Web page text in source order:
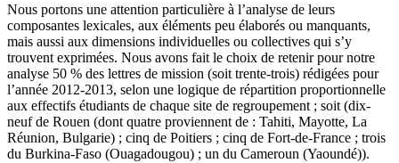
Nous portons une attention particulière à l’analyse de leurs
composantes lexicales, aux éléments peu élaborés ou manquants,
mais aussi aux dimensions individuelles ou collectives qui s’y
trouvent exprimées. Nous avons fait le choix de retenir pour notre
analyse 50 % des lettres de mission (soit trente-trois) rédigées pour
l’année 2012-2013, selon une logique de répartition proportionnelle
aux effectifs étudiants de chaque site de regroupement ; soit (dix-
neuf de Rouen (dont quatre proviennent de : Tahiti, Mayotte, La
Réunion, Bulgarie) ; cinq de Poitiers ; cinq de Fort-de-France ; trois
du Burkina-Faso (Ouagadougou) ; un du Cameroun (Yaoundé)).